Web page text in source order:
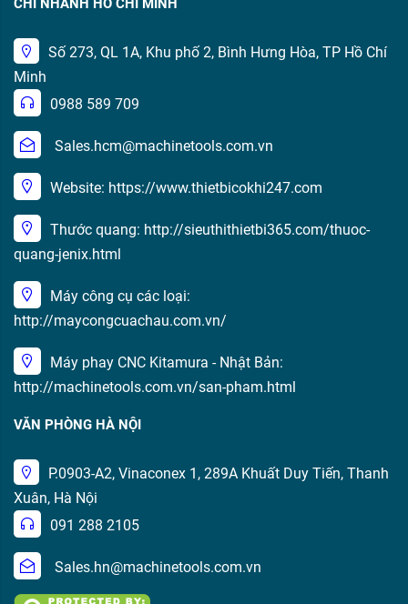
CHI NHÁNH HỒ CHÍ MINH
Số 273, QL 1A, Khu phố 2, Bình Hưng Hòa, TP Hồ Chí
Minh
0988 589 709
Sales.hcm@machinetools.com.vn
Website: https://www.thietbicokhi247.com
Thước quang: http://sieuthithietbi365.com/thuoc-
quang-jenix.html
Máy công cụ các loại:
http://maycongcuachau.com.vn/
Máy phay CNC Kitamura - Nhật Bản:
http://machinetools.com.vn/san-pham.html
VĂN PHÒNG HÀ NỘI
P.0903-A2, Vinaconex 1, 289A Khuất Duy Tiến, Thanh
Xuân, Hà Nội
091 288 2105
Sales.hn@machinetools.com.vn